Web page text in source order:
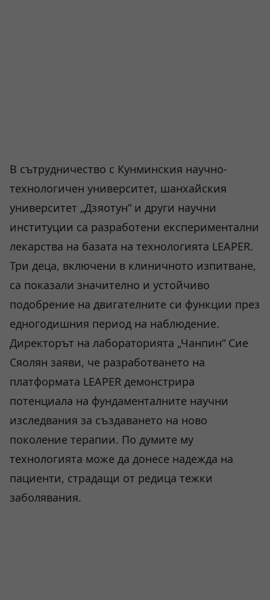
В сътрудничество с Кунминския научно-
технологичен университет, шанхайския
университет „Дзяотун“ и други научни
институции са разработени експериментални
лекарства на базата на технологията LEAPER.
Три деца, включени в клиничното изпитване,
са показали значително и устойчиво
подобрение на двигателните си функции през
едногодишния период на наблюдение.
Директорът на лабораторията „Чанпин“ Сие
Сяолян заяви, че разработването на
платформата LEAPER демонстрира
потенциала на фундаменталните научни
изследвания за създаването на ново
поколение терапии. По думите му
технологията може да донесе надежда на
пациенти, страдащи от редица тежки
заболявания.